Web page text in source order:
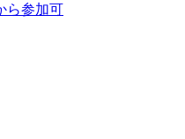
ら参加可